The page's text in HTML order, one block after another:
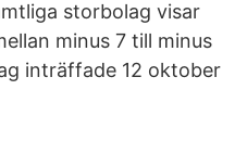
storbolag visar
minus 7 till minus
inträffade 12 oktober